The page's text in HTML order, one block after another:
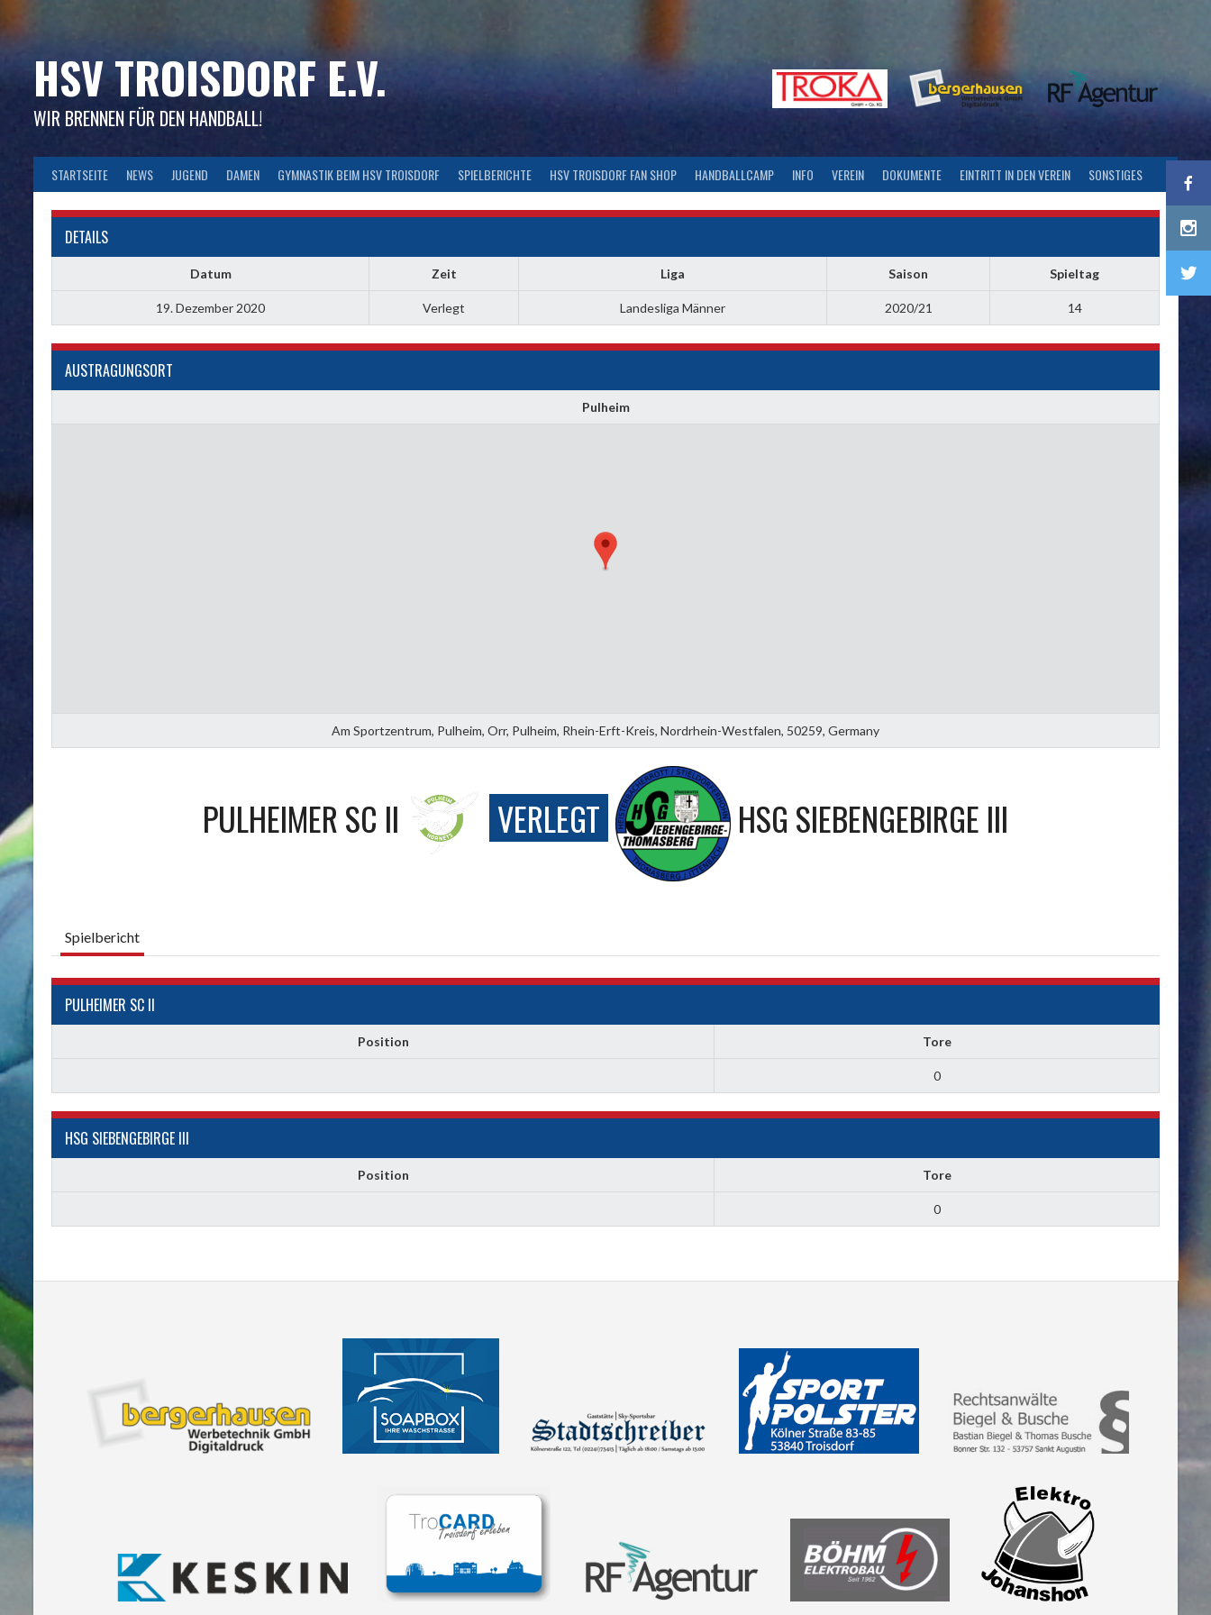
to
HSV TROISDORF E.V.
WIR BRENNEN FÜR DEN HANDBALL!
STARTSEITE NEWS JUGEND DAMEN GYMNASTIK BEIM HSV TROISDORF SPIELBERICHTE HSV TROISDORF FAN SHOP HANDBALLCAMP INFO VEREIN DOKUMENTE EINTRITT IN DEN VEREIN SONSTIGES
DETAILS
Datum Zeit Liga Saison Spieltag
19. Dezember 2020 Verlegt Landesliga Männer 2020/21 14
AUSTRAGUNGSORT
Pulheim
Am Sportzentrum, Pulheim, Orr, Pulheim, Rhein-Erft-Kreis, Nordrhein-Westfalen, 50259, Germany
PULHEIMER SC II VERLEGT HSG SIEBENGEBIRGE III
Spielbericht
PULHEIMER SC II
Position Tore
0
HSG SIEBENGEBIRGE III
Position Tore
0